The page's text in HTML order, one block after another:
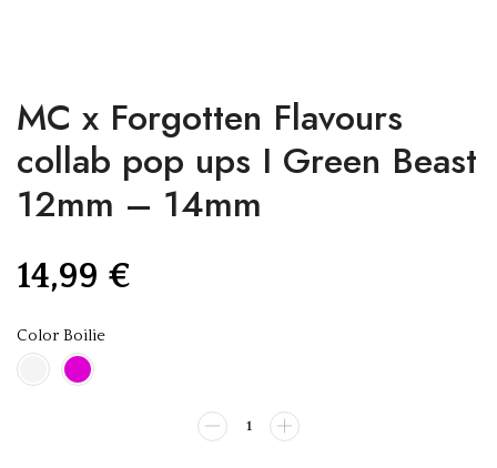
MC x Forgotten Flavours
collab pop ups I Green Beast
12mm – 14mm
14,99 €
Color Boilie